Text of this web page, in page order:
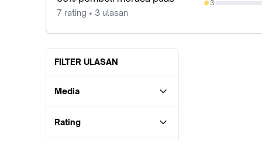
7 rating • 3 ulasan
3
0%
FILTER ULASAN
Media
Rating